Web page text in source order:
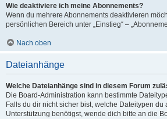
Wie deaktiviere ich meine Abonnements?
Wenn du mehrere Abonnements deaktivieren
persönlichen Bereich unter „Einstieg“ –
Nach oben
Dateianhänge
Welche Dateianhänge sind in diesem Forum
Die Board-Administration kann bestimmte
Falls du dir nicht sicher bist, welche Dateitypen du
Unterstützung benötigst, wende dich bitte an die